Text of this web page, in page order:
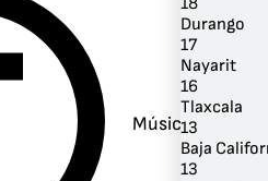
Música
Durango
17
Nayarit
16
Tlaxcala
13
Baja
13